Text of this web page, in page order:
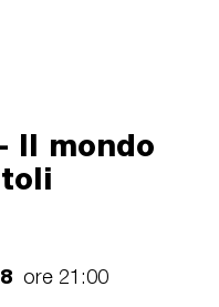
Il mondo
ore 21:00